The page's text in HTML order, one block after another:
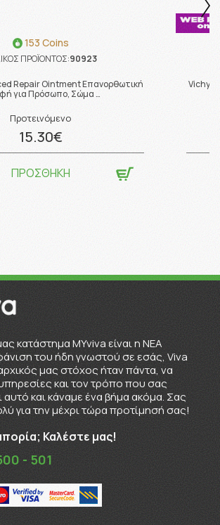
153 Coins
ΠΡΟΪΟΝΤΟΣ:90923
Repair Ointment Επανορθωτική
για Πρόσωπο, Σώμα …
Προτεινόμενο
15.30€
ΠΡΟΣΘΗΚΗ
Vichy
κατάστημα MYviva είναι η ΝΕΑ
του ήδη γνωστού σε εσάς, Viva
μας στόχος ήταν πάντα, να
και τον τρόπο που σας
αυτό και κάναμε ένα βήμα ακόμα. Σας
για την μέχρι τώρα προτίμησή σας!
Καλέστε μας!
- 501